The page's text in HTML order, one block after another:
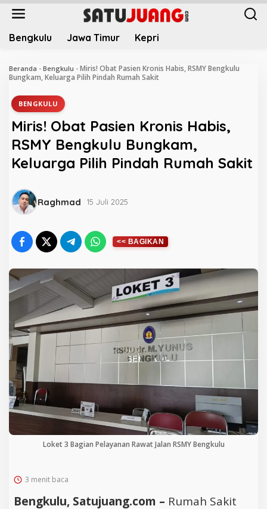
L
Bengkulu Jawa Timur Kepri
Beranda - Bengkulu - Miris! Obat Pasien Kronis Habis, RSMY Bengkulu
Bungkam, Keluarga Pilih Pindah Rumah Sakit
BENGKULU
Miris! Obat Pasien Kronis Habis,
RSMY Bengkulu Bungkam,
Keluarga Pilih Pindah Rumah Sakit
Raghmad 15 Juli 2025
Loket 3 Bagian Pelayanan Rawat Jalan RSMY Bengkulu
3 menit baca
Bengkulu, Satujuang.com – Rumah Sakit